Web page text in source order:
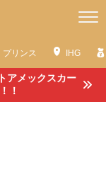
プリンス IHG
アメックスカー
！